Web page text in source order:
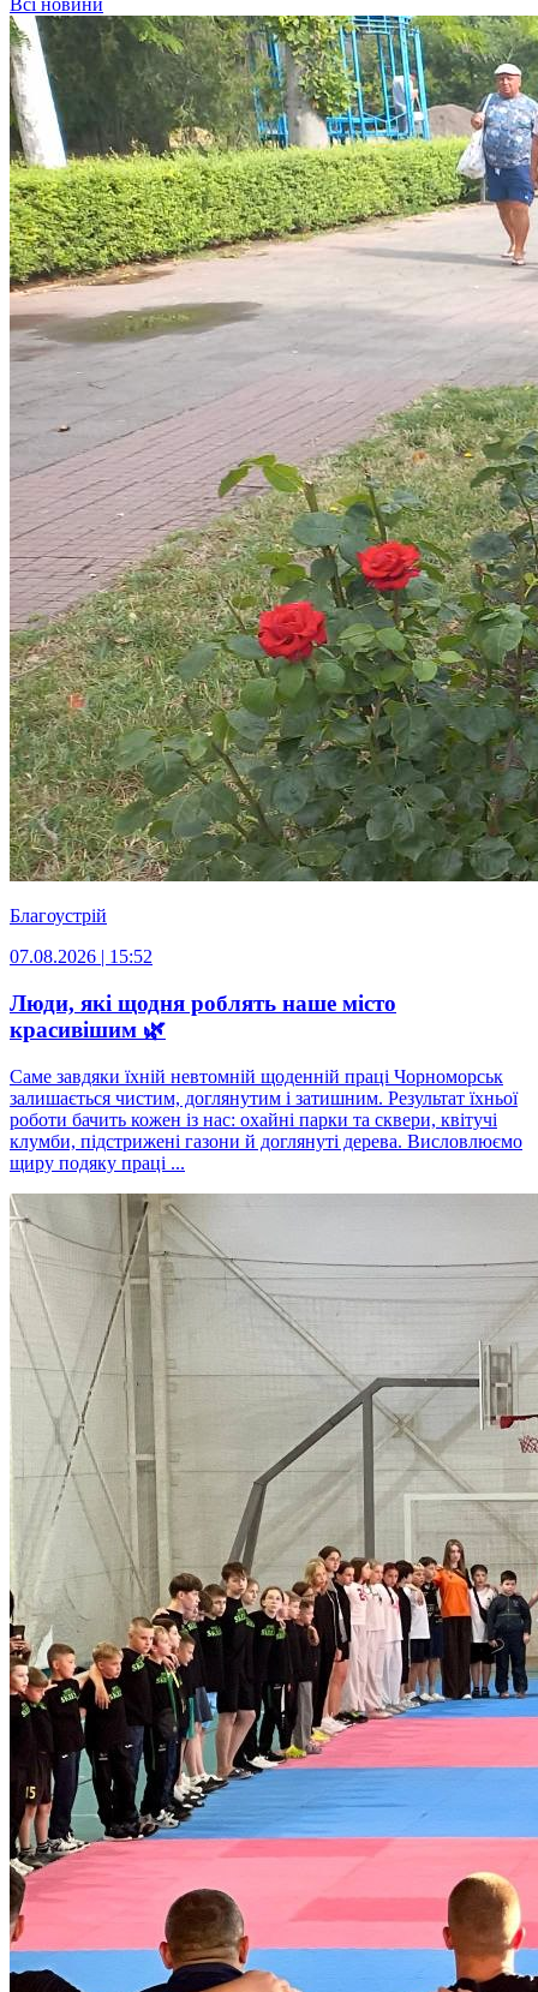
Всі новини
Благоустрій
07.08.2026 | 15:52
Люди, які щодня роблять наше місто
красивішим 🌿
Саме завдяки їхній невтомній щоденній праці Чорноморськ
залишається чистим, доглянутим і затишним. Результат їхньої
роботи бачить кожен із нас: охайні парки та сквери, квітучі
клумби, підстрижені газони й доглянуті дерева. Висловлюємо
щиру подяку праці ...